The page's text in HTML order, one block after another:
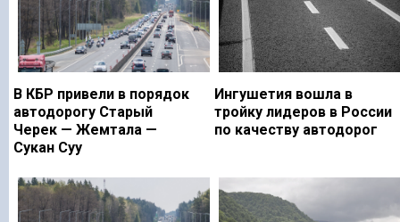
В КБР привели в порядок
автодорогу Старый
Черек — Жемтала —
Сукан Суу
Ингушетия вошла в
тройку лидеров в России
по качеству автодорог